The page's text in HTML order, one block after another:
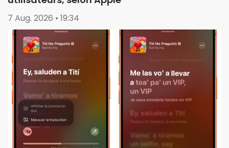
7 Aug. 2026 • 19:34